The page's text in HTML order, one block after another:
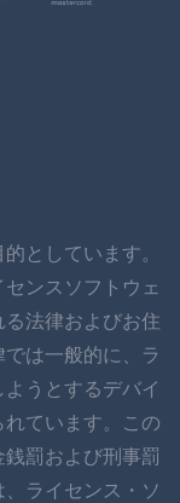
としています。
ンスソフトウェ
法律およびお住
は一般的に、ラ
うとするデバイ
ています。この
罰および刑事罰
ライセンス・ソ